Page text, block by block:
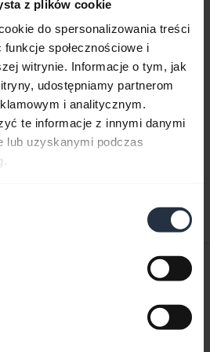
z plików cookie
do spersonalizowania treści
społecznościowe i
witrynie. Informacje o tym, jak
udostępniamy partnerom
i analitycznym.
te informacje z innymi danymi
lub uzyskanymi podczas
produktów
użytkownika